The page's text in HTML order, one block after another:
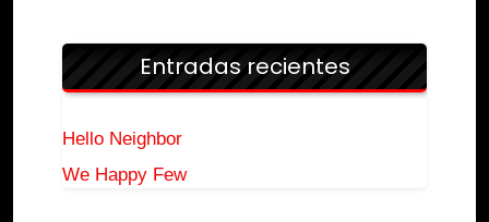
Entradas recientes
Hello Neighbor
We Happy Few